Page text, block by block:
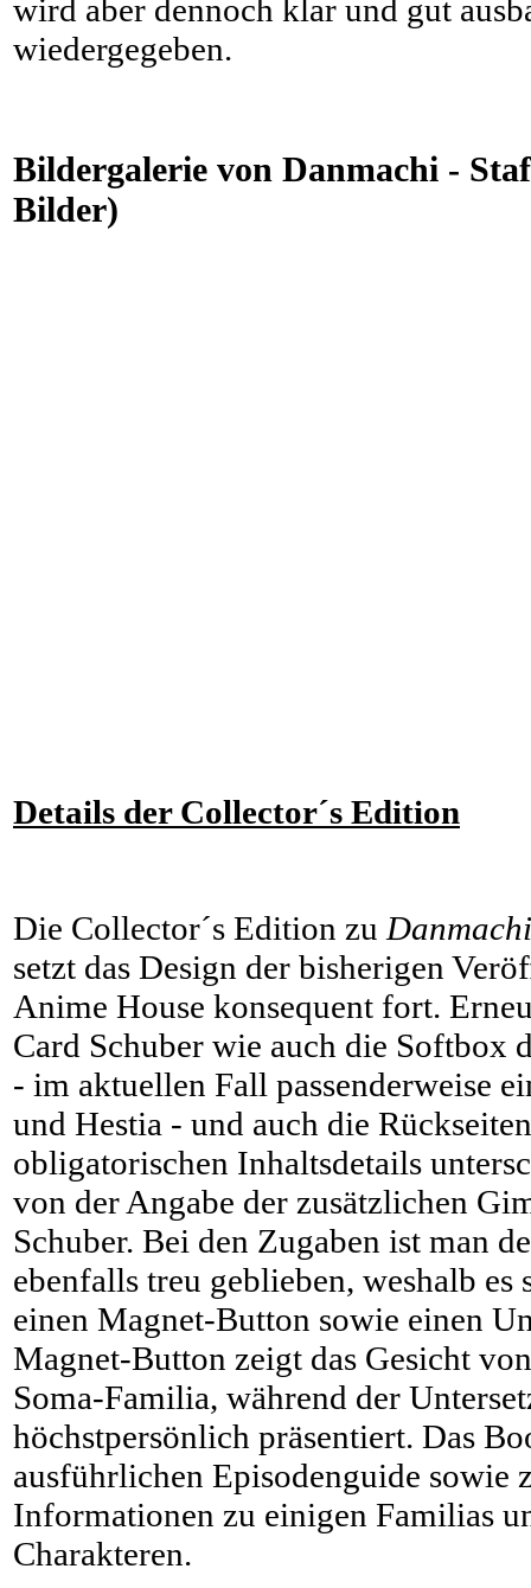
wird aber dennoch klar und gut
wiedergegeben.
Bildergalerie von Danmachi -
Bilder)
Details der Collector´s Edition
Die Collector´s Edition zu
setzt das Design der bisherigen
Anime House konsequent fort.
Card Schuber wie auch die Softbox
- im aktuellen Fall passenderweise
und Hestia - und auch die
obligatorischen Inhaltsdetails
von der Angabe der zusätzlichen
Schuber. Bei den Zugaben ist man
ebenfalls treu geblieben, weshalb
einen Magnet-Button sowie einen
Magnet-Button zeigt das Gesicht
Soma-Familia, während der
höchstpersönlich präsentiert. Das
ausführlichen Episodenguide sowie
Informationen zu einigen Familias
Charakteren.